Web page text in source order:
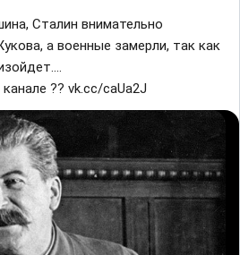
Сталин внимательно
а военные замерли, так как
?? vk.cc/caUa2J